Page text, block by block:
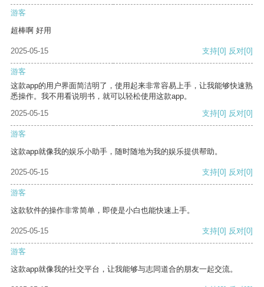
游客
超棒啊 好用
2025-05-15 支持[0] 反对[0]
游客
这款app的用户界面简洁明了，使用起来非常容易上手，让我能够快速熟
悉操作。我不用看说明书，就可以轻松使用这款app。
2025-05-15
支持[0] 反对[0]
游客
这款app就像我的娱乐小助手，随时随地为我的娱乐提供帮助。
2025-05-15 支持[0] 反对[0]
游客
这款软件的操作非常简单，即使是小白也能快速上手。
2025-05-15 支持[0] 反对[0]
游客
这款app就像我的社交平台，让我能够与志同道合的朋友一起交流。